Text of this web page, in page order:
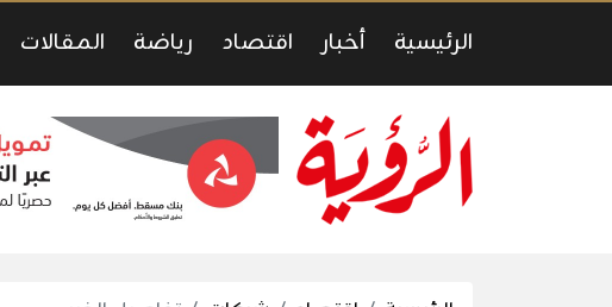
الرئيسية أخبار اقتصاد رياضة المقالات